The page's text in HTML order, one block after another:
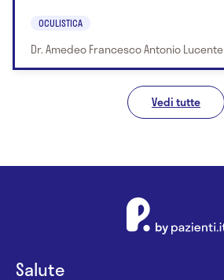
OCULISTICA
Dr. Amedeo Francesco Antonio Lucente
Vedi tutte
Salute